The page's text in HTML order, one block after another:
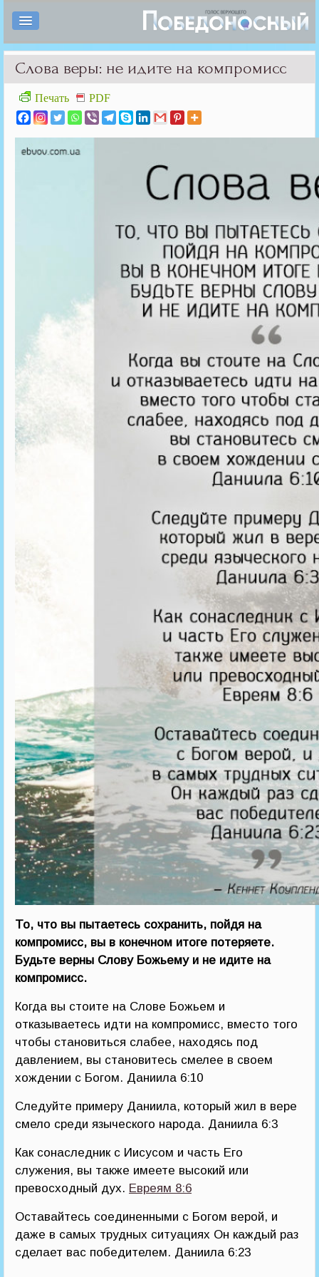
Слова веры: не идите на компромисс
Печать PDF
То, что вы пытаетесь сохранить, пойдя на
компромисс, вы в конечном итоге потеряете.
Будьте верны Слову Божьему и не идите на
компромисс.
Когда вы стоите на Слове Божьем и
отказываетесь идти на компромисс, вместо того
чтобы становиться слабее, находясь под
давлением, вы становитесь смелее в своем
хождении с Богом. Даниила 6:10
Следуйте примеру Даниила, который жил в вере
смело среди языческого народа. Даниила 6:3
Как сонаследник с Иисусом и часть Его
служения, вы также имеете высокий или
превосходный дух. Евреям 8:6
Оставайтесь соединенными с Богом верой, и
даже в самых трудных ситуациях Он каждый раз
сделает вас победителем. Даниила 6:23